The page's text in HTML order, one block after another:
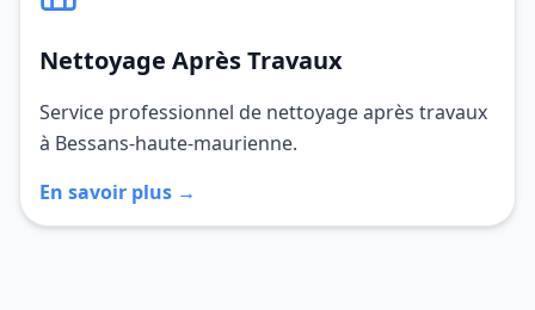
Nettoyage Après Travaux
Service professionnel de nettoyage après travaux
à Bessans-haute-maurienne.
En savoir plus →